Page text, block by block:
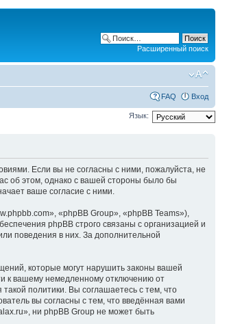
Расширенный поиск
FAQ Вход
Язык:
Если вы не согласны с ними, пожалуйста, не
об этом, однако с вашей стороны было бы
ваше согласие с ними.
«phpBB Group», «phpBB Teams»),
phpBB строго связаны с организацией и
поведения в них. За дополнительной
которые могут нарушить законы вашей
к вашему немедленному отключению от
политики. Вы соглашаетесь с тем, что
вы согласны с тем, что введённая вами
ни phpBB Group не может быть